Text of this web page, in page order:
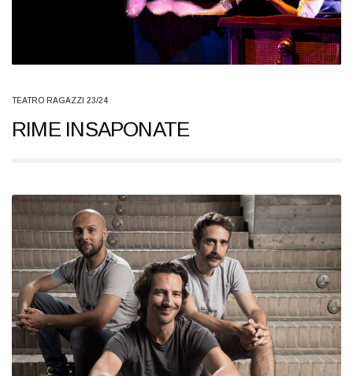
TEATRO RAGAZZI 23/24
RIME INSAPONATE